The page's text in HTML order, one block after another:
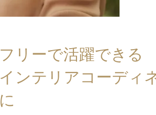
フリーで活躍できる
インテリアコーディ
に